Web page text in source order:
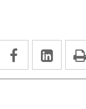
Facebook
Enlace
a
a